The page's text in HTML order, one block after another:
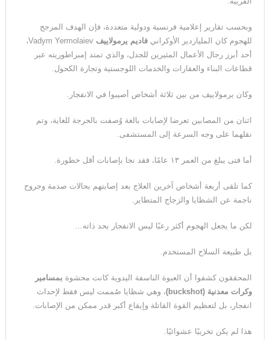
وبحسب تقارير إعلامية فرنسية ودولية متعددة، فإن الهدف المرجح
للهجوم كان الملياردير الأوكراني فاديم يرمولاييف
Vadym Yermolaiev،
أحد أبرز رجال الأعمال المثيرين للجدل، والذي تمتد إمبراطوريته عبر
قطاعات البناء والعقارات والخدمات اللوجستية وتجارة الكحول.
وكان يرمولاييف من بين ثلاثة أشخاص أصيبوا في الانفجار.
اثنان من المصابين تعرضا لإصابات بالغة وُصفت بالحرجة للغاية، وتم
نقلهما على وجه السرعة إلى المستشفى.
أما فتى يبلغ من العمر ١٣ عامًا، فقد نجا بإصابات أقل خطورة.
كما تلقى أربعة أشخاص آخرين العلاج بعد إصابتهم بحالات صدمة وجروح
ناجمة عن الشظايا والزجاج المتطاير.
لكن ما يجعل الهجوم أكثر رعبًا ليس الانفجار بحد ذاته…
بل طبيعة السلاح المستخدم.
المحققون كشفوا أن العبوة الناسفة اليدوية كانت محشوة بمسامير
وكرات معدنية (buckshot)
، وهي شظايا صُممت ليس فقط لإحداث
انفجار، بل لتعظيم القوة القاتلة وإيقاع أكبر قدر ممكن من الإصابات.
هذا لم يكن تخريبًا عشوائيًا.